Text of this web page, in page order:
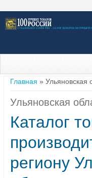
Вы здесь
Главная » Ульяновская
Ульяновская
Каталог
региону